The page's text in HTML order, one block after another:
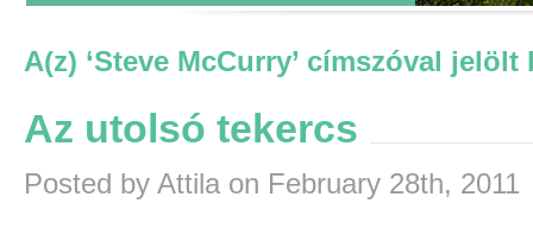
A(z) ‘Steve McCurry’ címszóval jelölt
Az utolsó tekercs
Posted by Attila on February 28th, 2011